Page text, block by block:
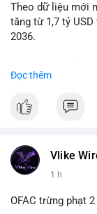
Lời khuyên: Nhà
khi giao dịch được
ưu tiên quản trị
#btcmempool65k
Theo dữ liệu mới
tăng từ 1,7 tỷ
2036.
hàng năm (CAGR)
Điều gì đang
Đọc thêm
Vlike
1 h
OFAC trừng phạt